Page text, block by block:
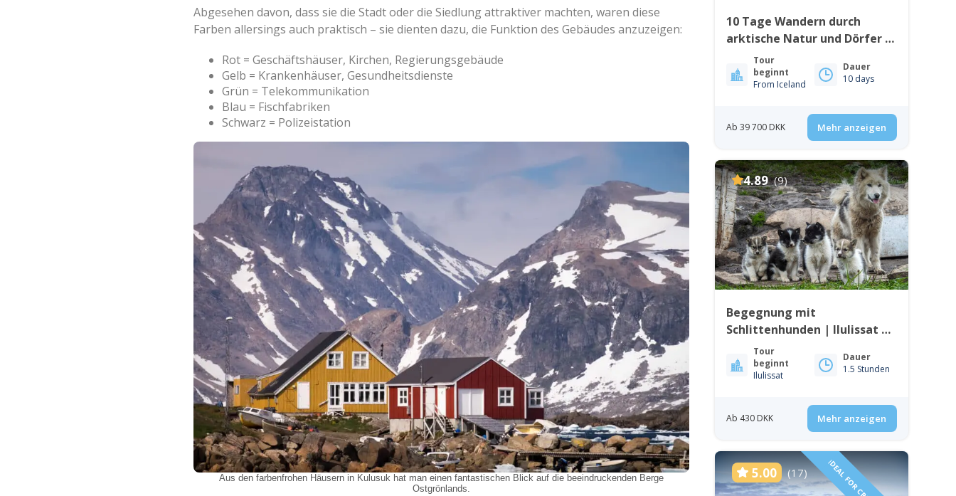
Abgesehen davon, dass sie die Stadt oder die Siedlung attraktiver machten, waren diese
Farben allersings auch praktisch – sie dienten dazu, die Funktion des Gebäudes anzuzeigen:
Rot = Geschäftshäuser, Kirchen, Regierungsgebäude
Gelb = Krankenhäuser, Gesundheitsdienste
Grün = Telekommunikation
Blau = Fischfabriken
Schwarz = Polizeistation
Aus den farbenfrohen Häusern in Kulusuk hat man einen fantastischen Blick auf die beeindruckenden Berge
Ostgrönlands.
10 Tage Wandern durch
arktische Natur und Dörfer |
Ostgrönland
Tour
beginnt
From Iceland
Dauer
10 days
Ab 39 700 DKK Mehr anzeigen
4.89 (9)
Begegnung mit
Schlittenhunden | Ilulissat |
Disko-Bucht
Tour
beginnt
Ilulissat
Dauer
1.5 Stunden
Ab 430 DKK Mehr anzeigen
5.00 (17)